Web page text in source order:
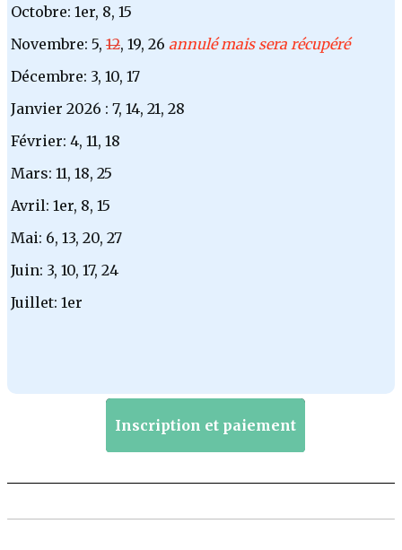
Octobre: 1er, 8, 15
Novembre: 5, 12, 19, 26 annulé mais sera récupéré
Décembre: 3, 10, 17
Janvier 2026 : 7, 14, 21, 28
Février: 4, 11, 18
Mars: 11, 18, 25
Avril: 1er, 8, 15
Mai: 6, 13, 20, 27
Juin: 3, 10, 17, 24
Juillet: 1er
Inscription et paiement